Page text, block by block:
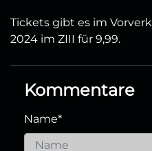
Tickets gibt es im
2024 im ZIII für 9,99.
Kommentare
Name*